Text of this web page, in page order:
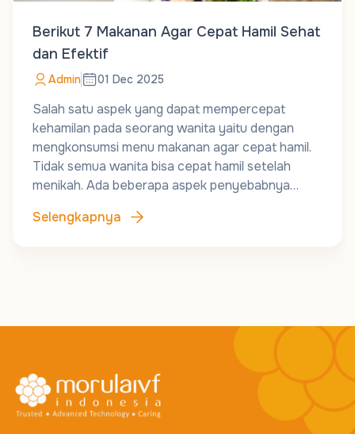
Berikut 7 Makanan Agar Cepat Hamil Sehat
dan Efektif
Admin 01 Dec 2025
Salah satu aspek yang dapat mempercepat
kehamilan pada seorang wanita yaitu dengan
mengkonsumsi menu makanan agar cepat hamil.
Tidak semua wanita bisa cepat hamil setelah
menikah. Ada beberapa aspek penyebabnya…
Selengkapnya